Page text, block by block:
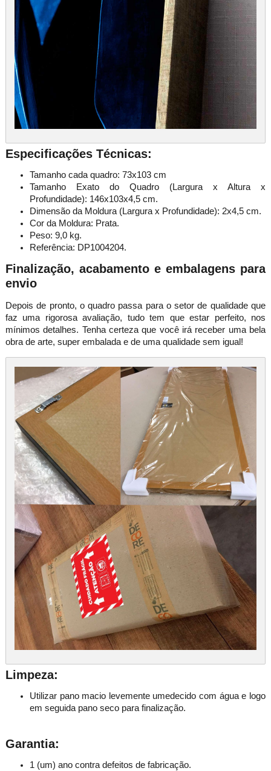
Especificações Técnicas:
Tamanho cada quadro: 73x103 cm
Tamanho Exato do Quadro (Largura x Altura x
Profundidade): 146x103x4,5 cm.
Dimensão da Moldura (Largura x Profundidade): 2x4,5 cm.
Cor da Moldura: Prata.
Peso: 9,0 kg.
Referência: DP1004204.
Finalização, acabamento e embalagens para
envio
Depois de pronto, o quadro passa para o setor de qualidade que
faz uma rigorosa avaliação, tudo tem que estar perfeito, nos
mínimos detalhes. Tenha certeza que você irá receber uma bela
obra de arte, super embalada e de uma qualidade sem igual!
Limpeza:
Utilizar pano macio levemente umedecido com água e logo
em seguida pano seco para finalização.
Garantia:
1 (um) ano contra defeitos de fabricação.